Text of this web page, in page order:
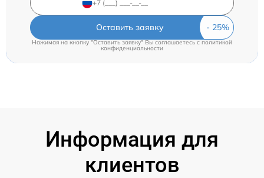
Оставить заявку
Нажимая на кнопку "Оставить заявку" Вы соглашаетесь cполитикой
конфиденциальности
Информация для
клиентов